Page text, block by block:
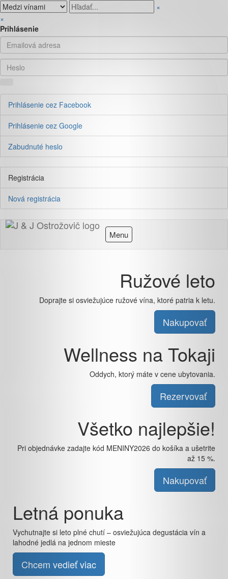
×
×
Prihlásenie
Prihlásenie cez Facebook
Prihlásenie cez Google
Zabudnuté heslo
Registrácia
Nová registrácia
Menu
Ružové leto
Doprajte si osviežujúce ružové vína, ktoré patria k letu.
Nakupovať
Wellness na Tokaji
Oddych, ktorý máte v cene ubytovania.
Rezervovať
Všetko najlepšie!
Pri objednávke zadajte kód MENINY2026 do košíka a ušetrite
až 15 %.
Nakupovať
Letná ponuka
Vychutnajte si leto plné chutí – osviežujúca degustácia vín a
lahodné jedlá na jednom mieste
Chcem vedieť viac